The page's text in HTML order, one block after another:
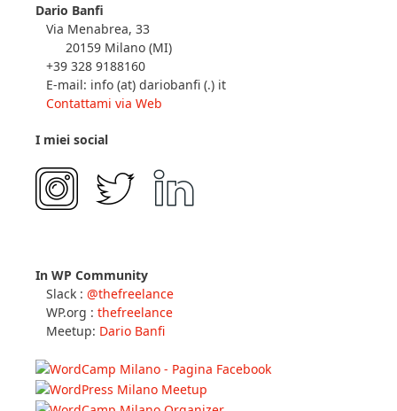
Dario Banfi
Via Menabrea, 33
20159 Milano (MI)
+39 328 9188160
E-mail: info (at) dariobanfi (.) it
Contattami via Web
I miei social
In WP Community
Slack : @thefreelance
WP.org : thefreelance
Meetup: Dario Banfi